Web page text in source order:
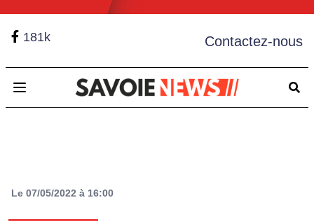
181k Contactez-nous
Open main menu
Le 07/05/2022 à 16:00